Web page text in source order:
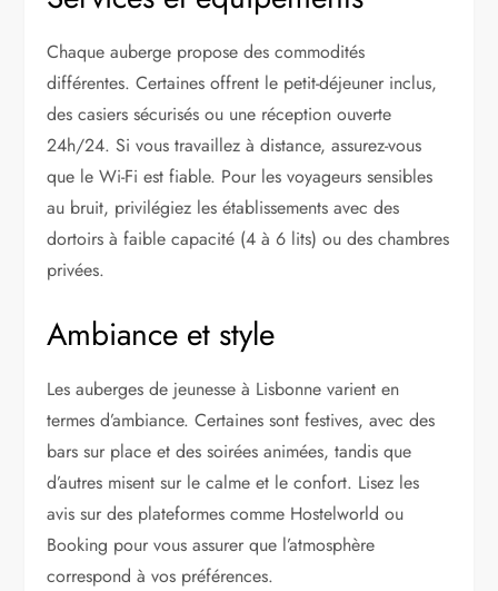
Chaque auberge propose des commodités
différentes. Certaines offrent le petit-déjeuner inclus,
des casiers sécurisés ou une réception ouverte
24h/24. Si vous travaillez à distance, assurez-vous
que le Wi-Fi est fiable. Pour les voyageurs sensibles
au bruit, privilégiez les établissements avec des
dortoirs à faible capacité (4 à 6 lits) ou des chambres
privées.
Ambiance et style
Les auberges de jeunesse à Lisbonne varient en
termes d’ambiance. Certaines sont festives, avec des
bars sur place et des soirées animées, tandis que
d’autres misent sur le calme et le confort. Lisez les
avis sur des plateformes comme Hostelworld ou
Booking pour vous assurer que l’atmosphère
correspond à vos préférences.